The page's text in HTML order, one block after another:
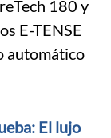
180 y
E-TENSE
automático
El lujo